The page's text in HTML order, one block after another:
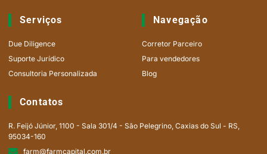
Serviços
Due Diligence
Suporte Jurídico
Consultoria Personalizada
Navegação
Corretor Parceiro
Para vendedores
Blog
Contatos
R. Feijó Júnior, 1100 - Sala 301/4 - São Pelegrino, Caxias do Sul - RS,
95034-160
farm@farmcapital.com.br